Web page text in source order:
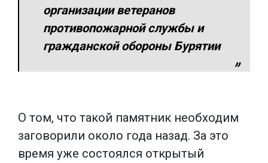
организации ветеранов
противопожарной службы и
гражданской обороны Бурятии
О том, что такой памятник необходим
заговорили около года назад. За это
время уже состоялся открытый